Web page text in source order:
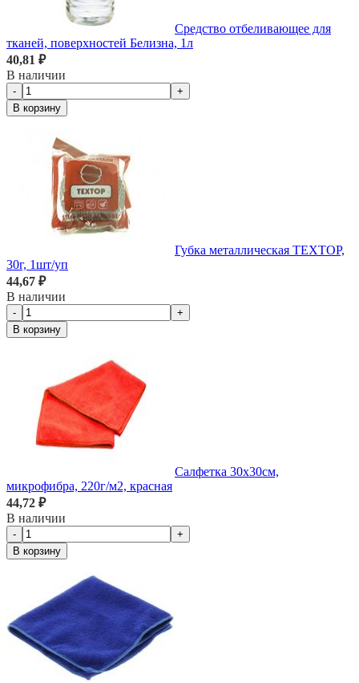
Средство отбеливающее для
тканей, поверхностей Белизна, 1л
40,81 ₽
В наличии
-
+
В корзину
Губка металлическая TEXTOP,
30г, 1шт/уп
44,67 ₽
В наличии
-
+
В корзину
Салфетка 30х30см,
микрофибра, 220г/м2, красная
44,72 ₽
В наличии
-
+
В корзину